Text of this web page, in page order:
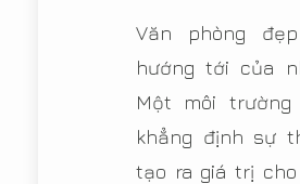
Văn phòng
hướng tới của
Một môi
khẳng định sự
tạo ra giá trị